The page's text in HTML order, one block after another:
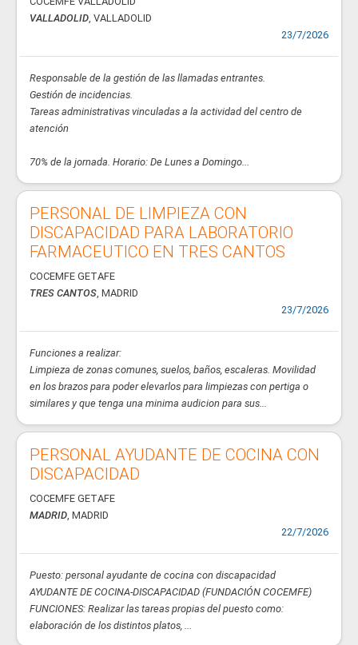
VALLADOLID, VALLADOLID
23/7/2026
Responsable de la gestión de las llamadas entrantes.
Gestión de incidencias.
Tareas administrativas vinculadas a la actividad del centro de
atención
70% de la jornada. Horario: De Lunes a Domingo...
PERSONAL DE LIMPIEZA CON
DISCAPACIDAD PARA LABORATORIO
FARMACEUTICO EN TRES CANTOS
COCEMFE GETAFE
TRES CANTOS, MADRID
23/7/2026
Funciones a realizar:
Limpieza de zonas comunes, suelos, baños, escaleras. Movilidad
en los brazos para poder elevarlos para limpiezas con pertiga o
similares y que tenga una minima audicion para sus...
PERSONAL AYUDANTE DE COCINA CON
DISCAPACIDAD
COCEMFE GETAFE
MADRID, MADRID
22/7/2026
Puesto: personal ayudante de cocina con discapacidad
AYUDANTE DE COCINA-DISCAPACIDAD (FUNDACIÓN COCEMFE)
FUNCIONES: Realizar las tareas propias del puesto como:
elaboración de los distintos platos, ...